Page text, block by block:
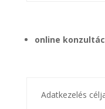
online
Adatkezelés